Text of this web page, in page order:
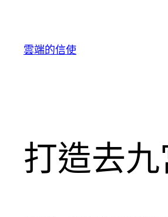
雲端的信使
打造去